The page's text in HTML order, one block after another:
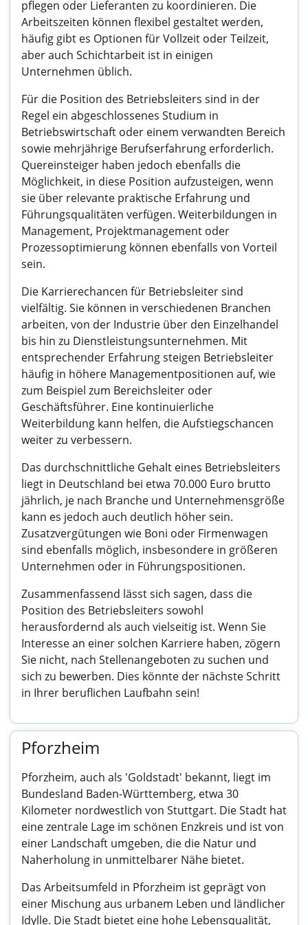
pflegen oder Lieferanten zu koordinieren. Die
Arbeitszeiten können flexibel gestaltet werden,
häufig gibt es Optionen für Vollzeit oder Teilzeit,
aber auch Schichtarbeit ist in einigen
Unternehmen üblich.
Für die Position des Betriebsleiters sind in der
Regel ein abgeschlossenes Studium in
Betriebswirtschaft oder einem verwandten Bereich
sowie mehrjährige Berufserfahrung erforderlich.
Quereinsteiger haben jedoch ebenfalls die
Möglichkeit, in diese Position aufzusteigen, wenn
sie über relevante praktische Erfahrung und
Führungsqualitäten verfügen. Weiterbildungen in
Management, Projektmanagement oder
Prozessoptimierung können ebenfalls von Vorteil
sein.
Die Karrierechancen für Betriebsleiter sind
vielfältig. Sie können in verschiedenen Branchen
arbeiten, von der Industrie über den Einzelhandel
bis hin zu Dienstleistungsunternehmen. Mit
entsprechender Erfahrung steigen Betriebsleiter
häufig in höhere Managementpositionen auf, wie
zum Beispiel zum Bereichsleiter oder
Geschäftsführer. Eine kontinuierliche
Weiterbildung kann helfen, die Aufstiegschancen
weiter zu verbessern.
Das durchschnittliche Gehalt eines Betriebsleiters
liegt in Deutschland bei etwa 70.000 Euro brutto
jährlich, je nach Branche und Unternehmensgröße
kann es jedoch auch deutlich höher sein.
Zusatzvergütungen wie Boni oder Firmenwagen
sind ebenfalls möglich, insbesondere in größeren
Unternehmen oder in Führungspositionen.
Zusammenfassend lässt sich sagen, dass die
Position des Betriebsleiters sowohl
herausfordernd als auch vielseitig ist. Wenn Sie
Interesse an einer solchen Karriere haben, zögern
Sie nicht, nach Stellenangeboten zu suchen und
sich zu bewerben. Dies könnte der nächste Schritt
in Ihrer beruflichen Laufbahn sein!
Pforzheim
Pforzheim, auch als 'Goldstadt' bekannt, liegt im
Bundesland Baden-Württemberg, etwa 30
Kilometer nordwestlich von Stuttgart. Die Stadt hat
eine zentrale Lage im schönen Enzkreis und ist von
einer Landschaft umgeben, die die Natur und
Naherholung in unmittelbarer Nähe bietet.
Das Arbeitsumfeld in Pforzheim ist geprägt von
einer Mischung aus urbanem Leben und ländlicher
Idylle. Die Stadt bietet eine hohe Lebensqualität,